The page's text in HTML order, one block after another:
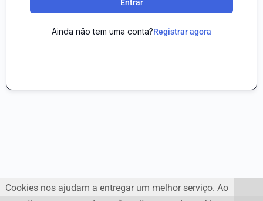
Entrar
Ainda não tem uma conta?Registrar agora
Cookies nos ajudam a entregar um melhor serviço. Ao